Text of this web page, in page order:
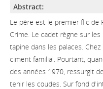
Abstract:
Le père est le premier flic de
Crime. Le cadet règne sur
tapine dans les palaces.
ciment familial. Pourtant,
des années 1970, ressurgit
tenir les coudes. Sur fond